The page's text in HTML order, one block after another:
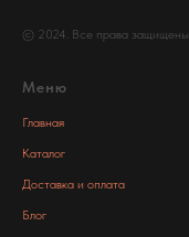
© 2024. Все права защищены
Меню
Главная
Каталог
Доставка и оплата
Блог